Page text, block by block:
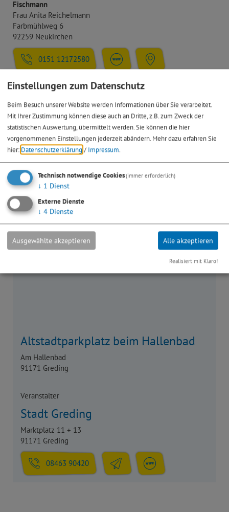
Fischmann
Frau Anita Reichelmann
Farbmühlweg 6
92259 Neukirchen
0151 12172580
Bäckerei Frank
Bruckstraße 6
93339 Riedenburg
09442 667
Altstadtparkplatz beim Hallenbad
Am Hallenbad
91171 Greding
Veranstalter
Stadt Greding
Marktplatz 11 + 13
91171 Greding
08463 90420
Einstellungen zum Datenschutz
Beim Besuch unserer Website werden Informationen über Sie verarbeitet.
Mit Ihrer Zustimmung können diese auch an Dritte, z.B. zum Zweck der
statistischen Auswertung, übermittelt werden. Sie können die hier
vorgenommenen Einstellungen jederzeit abändern. Mehr dazu erfahren Sie
hier: Datenschutzerklärung / Impressum.
Technisch notwendige Cookies(immer erforderlich)
↓ 1 Dienst
Externe Dienste
↓ 4 Dienste
Ausgewählte akzeptieren Alle akzeptieren
Realisiert mit Klaro!